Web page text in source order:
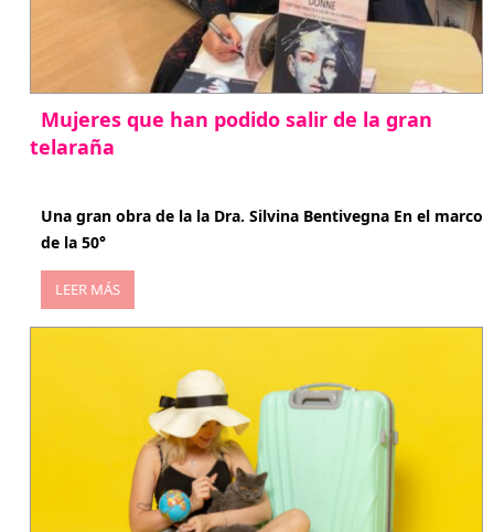
Mujeres que han podido salir de la gran
telaraña
Una gran obra de la la Dra. Silvina Bentivegna En el marco
de la 50°
LEER MÁS